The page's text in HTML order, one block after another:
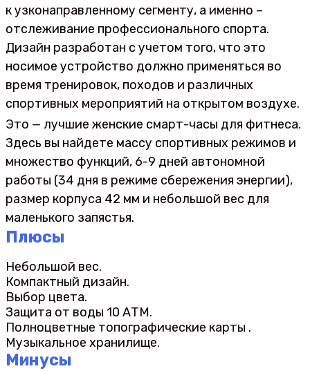
к узконаправленному сегменту, а именно –
отслеживание профессионального спорта.
Дизайн разработан с учетом того, что это
носимое устройство должно применяться во
время тренировок, походов и различных
спортивных мероприятий на открытом воздухе.
Это — лучшие женские смарт-часы для фитнеса.
Здесь вы найдете массу спортивных режимов и
множество функций, 6-9 дней автономной
работы (34 дня в режиме сбережения энергии),
размер корпуса 42 мм и небольшой вес для
маленького запястья.
Плюсы
Небольшой вес.
Компактный дизайн.
Выбор цвета.
Защита от воды 10 АТМ.
Полноцветные топографические карты .
Музыкальное хранилище.
Минусы